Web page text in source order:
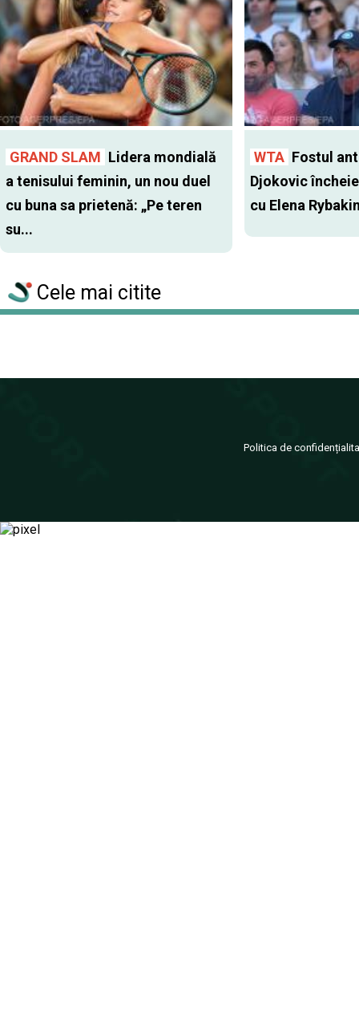
GRAND SLAM Lidera mondială
a tenisului feminin, un nou duel
cu buna sa prietenă: „Pe teren
su...
WTA Fostul
Djokovic
cu Elena
Cele mai citite
Politica de